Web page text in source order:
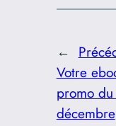
←
Votre
promo
décembre